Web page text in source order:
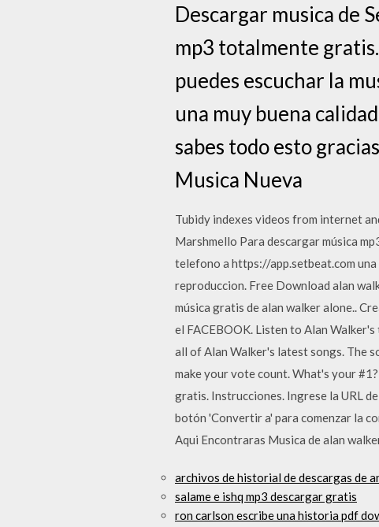
Descargar musica de
mp3 totalmente
puedes escuchar la
una muy buena
sabes todo esto
Musica Nueva
Tubidy indexes videos from internet
Marshmello Para descargar música
telefono a https://app.setbeat.com
reproduccion. Free Download alan
música gratis de alan walker alone..
el FACEBOOK. Listen to Alan
all of Alan Walker's latest songs. The
make your vote count. What's your
gratis. Instrucciones. Ingrese la URL
botón 'Convertir a' para comenzar la
Aqui Encontraras Musica de alan
archivos de historial de descargas de
salame e ishq mp3 descargar gratis
ron carlson escribe una historia pdf